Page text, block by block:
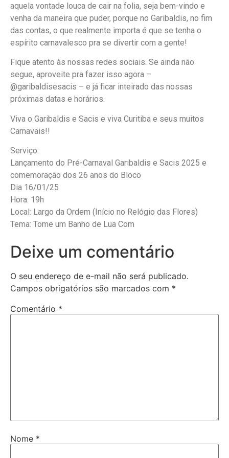
aquela vontade louca de cair na folia, seja bem-vindo e
venha da maneira que puder, porque no Garibaldis, no fim
das contas, o que realmente importa é que se tenha o
espírito carnavalesco pra se divertir com a gente!
Fique atento às nossas redes sociais. Se ainda não
segue, aproveite pra fazer isso agora –
@garibaldisesacis – e já ficar inteirado das nossas
próximas datas e horários.
Viva o Garibaldis e Sacis e viva Curitiba e seus muitos
Carnavais!!
Serviço:
Lançamento do Pré-Carnaval Garibaldis e Sacis 2025 e
comemoração dos 26 anos do Bloco
Dia 16/01/25
Hora: 19h
Local: Largo da Ordem (Início no Relógio das Flores)
Tema: Tome um Banho de Lua Com
Deixe um comentário
O seu endereço de e-mail não será publicado.
Campos obrigatórios são marcados com *
Comentário *
Nome *